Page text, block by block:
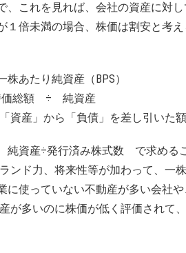
、これを見れば、会社の資産に対
１倍未満の場合、株価は割安と考
あたり純資産（BPS）
価総額 ÷ 純資産
資産」から「負債」を差し引いた額
純資産÷発行済み株式数 で求める
ンド力、将来性等が加わって、一
に使っていない不動産が多い会社
が多いのに株価が低く評価されて